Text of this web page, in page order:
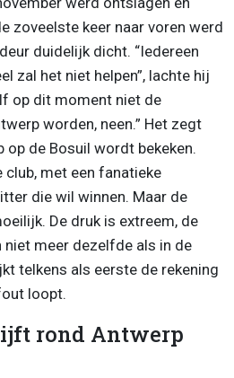
zoveelste keer naar voren werd
duidelijk dicht. “Iedereen
zal het niet helpen”, lachte hij
op dit moment niet de
worden, neen.” Het zegt
op de Bosuil wordt bekeken.
met een fanatieke
die wil winnen. Maar de
De druk is extreem, de
meer dezelfde als in de
telkens als eerste de rekening
loopt.
rond Antwerp